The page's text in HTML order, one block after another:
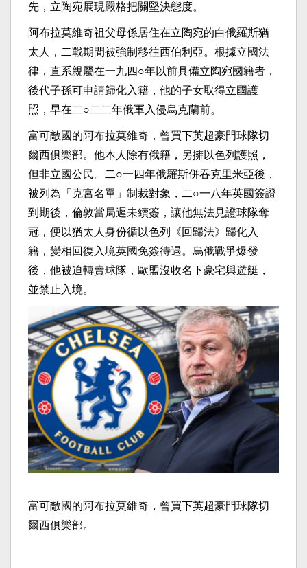
先，立陶宛展現嚴格把關堅決態度。
阿布拉莫維奇祖父母係居住在立陶宛的白俄羅斯猶
太人，二戰期間被強制移往西伯利亞。根據立國法
律，直系親屬在一九四○年以前具備立陶宛國籍者，
後代子孫可申請歸化入籍，他的子女取得立國護
照，早在二○二二年俄軍入侵烏克蘭前。
富可敵國的阿布拉莫維奇，曾買下英超豪門球隊切
爾西俱樂部。他本人除有俄籍，另擁以色列護照，
但非立國公民。二○一四年俄羅斯併吞克里米亞後，
被列為「克宮名單」制裁對象，二○一八年英國簽證
到期後，倫敦當局遲未續簽，讓他無法見證球隊奪
冠，便以猶太人身份循以色列《回歸法》歸化入
籍，變相回復入境英國免簽待遇。烏俄戰爭爆發
後，他被迫轉賣球隊，歐盟沒收名下豪宅與遊艇，
並禁止入境。
富可敵國的阿布拉莫維奇，曾買下英超豪門球隊切
爾西俱樂部。